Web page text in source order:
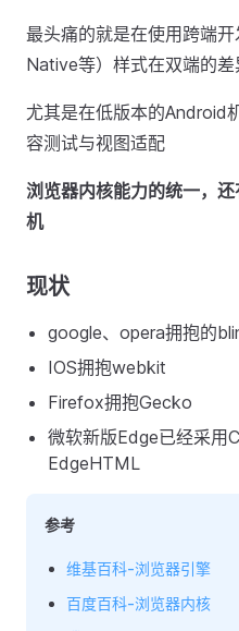
最头痛的就是在使用跨端
Native等）样式在双端的
尤其是在低版本的Android
容测试与视图适配
浏览器内核能力的统一，
机
现状
google、opera拥抱的
IOS拥抱webkit
Firefox拥抱Gecko
微软新版Edge已经采用
EdgeHTML
参考
维基百科-浏览器引擎
百度百科-浏览器内核